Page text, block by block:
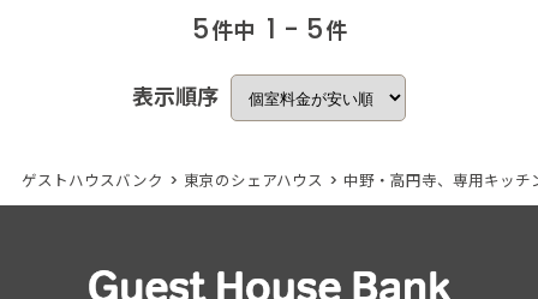
5件中 1 - 5件
表示順序
ゲストハウスバンク > 東京のシェアハウス > 中野・高円寺、専用キッチ